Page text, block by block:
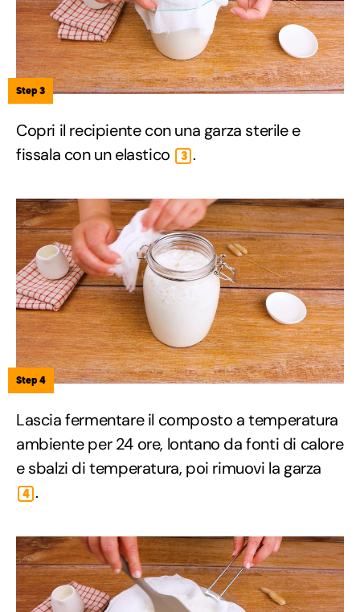
Step 3
Copri il recipiente con una garza sterile e
fissala con un elastico
3 .
Step 4
Lascia fermentare il composto a temperatura
ambiente per 24 ore, lontano da fonti di calore
e sbalzi di temperatura, poi rimuovi la garza
4 .